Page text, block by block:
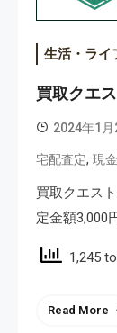
生活・ライ
買取クエ
2024年1月
宅配査定, 現
買取クエス
定金額3,000
1,245
Read More